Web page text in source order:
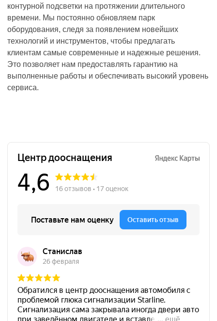
контурной подсветки на протяжении длительного
времени. Мы постоянно обновляем парк
оборудования, следя за появлением новейших
технологий и инструментов, чтобы предлагать
клиентам самые современные и надежные решения.
Это позволяет нам предоставлять гарантию на
выполненные работы и обеспечивать высокий уровень
сервиса.